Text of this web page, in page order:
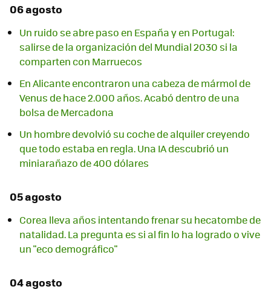
06 agosto
Un ruido se abre paso en España y en Portugal:
salirse de la organización del Mundial 2030 si la
comparten con Marruecos
En Alicante encontraron una cabeza de mármol de
Venus de hace 2.000 años. Acabó dentro de una
bolsa de Mercadona
Un hombre devolvió su coche de alquiler creyendo
que todo estaba en regla. Una IA descubrió un
miniarañazo de 400 dólares
05 agosto
Corea lleva años intentando frenar su hecatombe de
natalidad. La pregunta es si al fin lo ha logrado o vive
un "eco demográfico"
04 agosto